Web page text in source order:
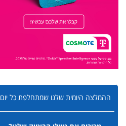
ההמלצה היומית שלנו שמתחלפת כל יום